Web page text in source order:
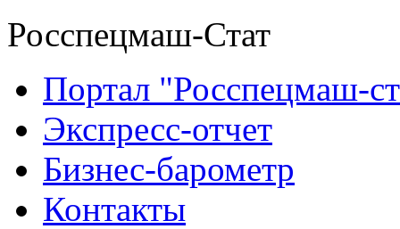
Росспецмаш-Стат
Портал "Росспецмаш-
Экспресс-отчет
Бизнес-барометр
Контакты